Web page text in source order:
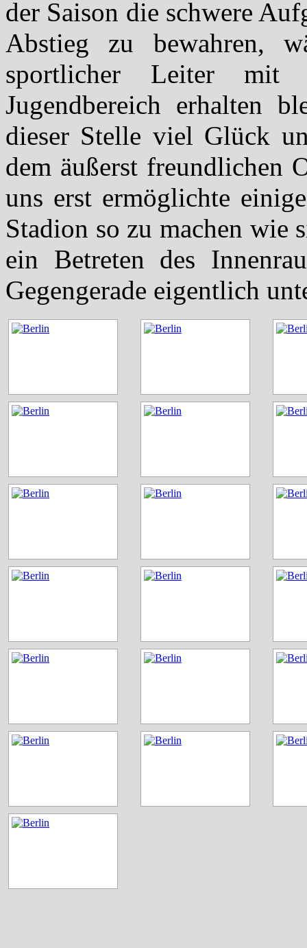
der Saison die schwere
Abstieg zu bewahren,
sportlicher Leiter mit
Jugendbereich erhalten
dieser Stelle viel Glück
dem äußerst freundlichen
uns erst ermöglichte
Stadion so zu machen wie
ein Betreten des
Gegengerade eigentlich